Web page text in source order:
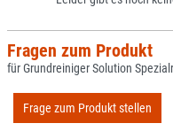
Fragen zum Produkt
für Grundreiniger Solution
Frage zum Produkt stellen